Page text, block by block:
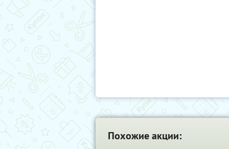
Похожие акции: